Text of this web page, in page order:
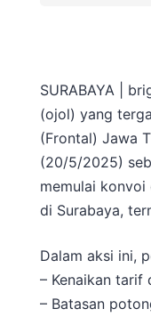
SURABAYA |
(ojol) yang
(Frontal) Jawa
(20/5/2025)
memulai konvoi
di Surabaya,
Dalam aksi ini,
– Kenaikan tarif
– Batasan